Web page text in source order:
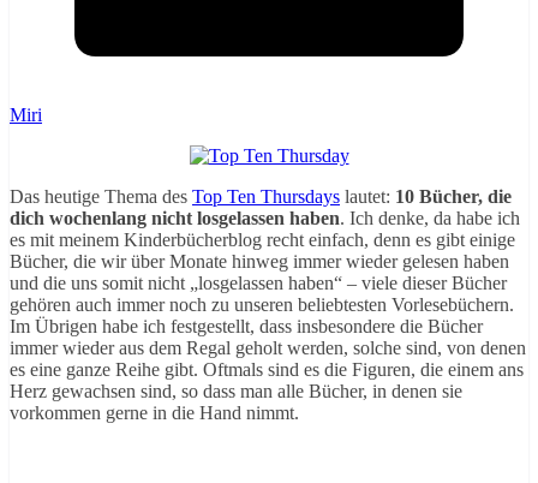
Miri
Das heutige Thema des Top Ten Thursdays lautet: 10 Bücher, die
dich wochenlang nicht losgelassen haben. Ich denke, da habe ich
es mit meinem Kinderbücherblog recht einfach, denn es gibt einige
Bücher, die wir über Monate hinweg immer wieder gelesen haben
und die uns somit nicht „losgelassen haben“ – viele dieser Bücher
gehören auch immer noch zu unseren beliebtesten Vorlesebüchern.
Im Übrigen habe ich festgestellt, dass insbesondere die Bücher
immer wieder aus dem Regal geholt werden, solche sind, von denen
es eine ganze Reihe gibt. Oftmals sind es die Figuren, die einem ans
Herz gewachsen sind, so dass man alle Bücher, in denen sie
vorkommen gerne in die Hand nimmt.